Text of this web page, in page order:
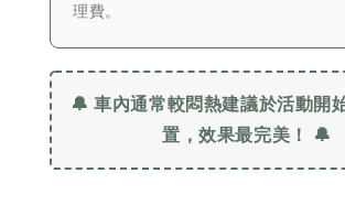
理費。
🔔 車內通常較悶熱建議於活動開
置，效果最完美！ 🔔